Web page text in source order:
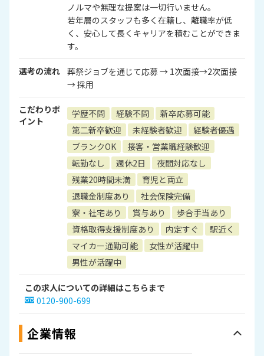
ノルマや無理な提案は一切行いません。
若年層のスタッフも多く在籍し、離職率が低
く、安心して長くキャリアを積むことができま
す。
選考の流れ 葬祭ジョブを通じて応募 → 1次面接→2次面接
→ 採用
こだわりポ
イント
学歴不問 経験不問
新卒応募可能
第二新卒歓迎
未経験者歓迎
経験者優遇
ブランクOK
接客・営業職経験歓迎
転勤なし
週休2日
夜間対応なし
残業20時間未満
育児と両立
退職金制度あり
社会保険完備
寮・社宅あり
賞与あり
歩合手当あり
資格取得支援制度あり
内定すぐ
駅近く
マイカー通勤可能
女性が活躍中
男性が活躍中
この求人についての詳細はこちらまで
0120-900-699
企業情報